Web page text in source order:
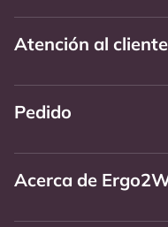
Atención al cliente
Pedido
Acerca de